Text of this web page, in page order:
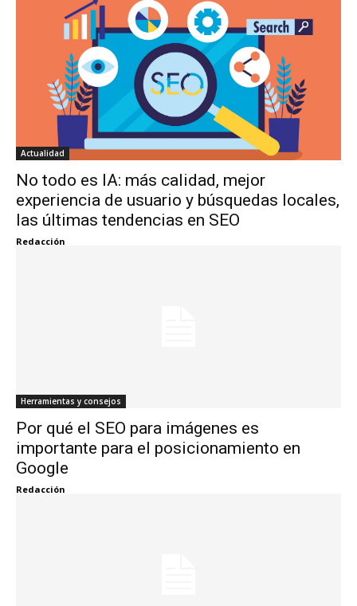
Actualidad
No todo es IA: más calidad, mejor
experiencia de usuario y búsquedas locales,
las últimas tendencias en SEO
Redacción
Herramientas y consejos
Por qué el SEO para imágenes es
importante para el posicionamiento en
Google
Redacción